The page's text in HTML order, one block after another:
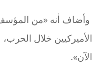
وأضاف أنه «من المؤسف
الأميركيين خلال
الآن».